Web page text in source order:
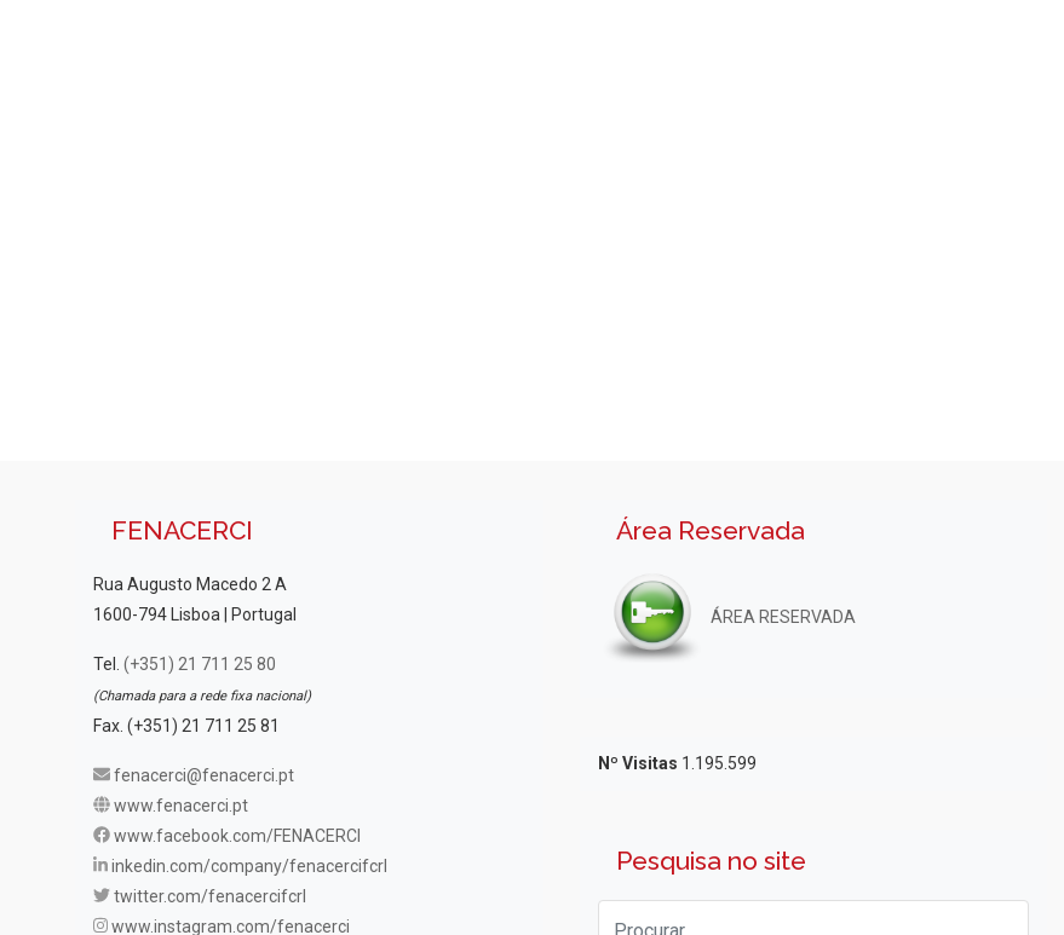
FENACERCI
Rua Augusto Macedo 2 A
1600-794 Lisboa | Portugal
Tel. (+351) 21 711 25 80
(Chamada para a rede fixa nacional)
Fax. (+351) 21 711 25 81
fenacerci@fenacerci.pt
www.fenacerci.pt
www.facebook.com/FENACERCI
inkedin.com/company/fenacercifcrl
twitter.com/fenacercifcrl
www.instagram.com/fenacerci
Área Reservada
ÁREA RESERVADA
Nº Visitas 1.195.599
Pesquisa no site